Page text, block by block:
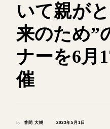
いて親が
来のため”
ナーを6月
催
by 菅間 大樹 2023年5月1日